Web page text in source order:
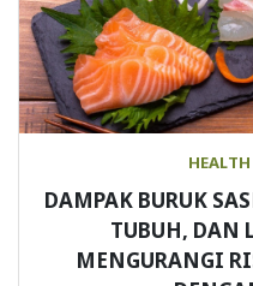
DAMPAK BURUK
TUBUH, DAN
MENGURANGI